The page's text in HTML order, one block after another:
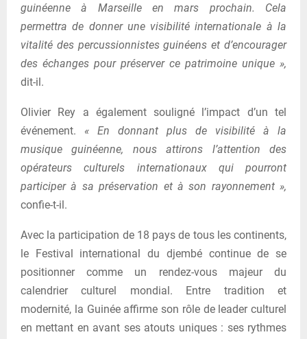
guinéenne à Marseille en mars prochain. Cela
permettra de donner une visibilité internationale à la
vitalité des percussionnistes guinéens et d’encourager
des échanges pour préserver ce patrimoine unique »,
dit-il.
Olivier Rey a également souligné l’impact d’un tel
événement. « En donnant plus de visibilité à la
musique guinéenne, nous attirons l’attention des
opérateurs culturels internationaux qui pourront
participer à sa préservation et à son rayonnement »,
confie-t-il.
Avec la participation de 18 pays de tous les continents,
le Festival international du djembé continue de se
positionner comme un rendez-vous majeur du
calendrier culturel mondial. Entre tradition et
modernité, la Guinée affirme son rôle de leader culturel
en mettant en avant ses atouts uniques : ses rythmes